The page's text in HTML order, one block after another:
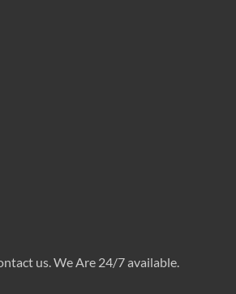
us. We Are 24/7 available.